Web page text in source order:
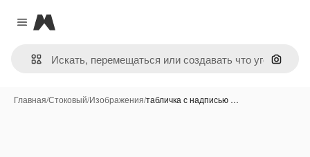
Close menu
Magnific
Поиск
Главная/Стоковый/Изображения/табличка с надписью …